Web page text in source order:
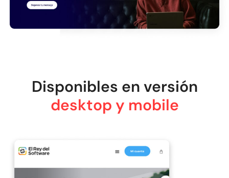
Disponibles en versión
desktop y mobile